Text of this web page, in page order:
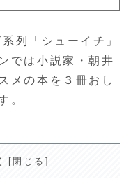
列「シューイチ」
では小説家・朝井
メの本を３冊おし
。